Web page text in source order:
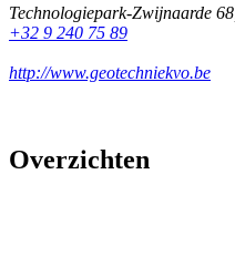
Technologiepark-Zwijnaarde 68
+32 9 240 75 89
http://www.geotechniekvo.be
Overzichten